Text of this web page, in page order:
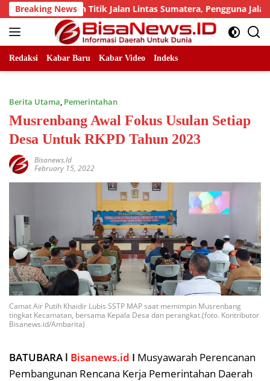
Skip
to
content
Breaking News
Sejumlah Titik Jalan Lintas Sumatera, Pengguna Jalan
Redaksi Kabar Baru Kabar Video Indeks
Berita Utama, Pemerintahan
Musrenbang Awal Fokus Usulan Setiap
Desa Untuk RKPD Tahun 2023
Bisanews.id
February 15, 2022
Camat Air Putih Khaidir Lubis SSTP MAP saat memimpin Musrenbang
tingkat Kecamatan, bersama Kepala Desa dan perangkat.(foto. Kontributor
Bisanews.id/Ambarita)
BATUBARA l Bisanews.id I Musyawarah Perencanan
Pembangunan Rencana Kerja Pemerintahan Daerah